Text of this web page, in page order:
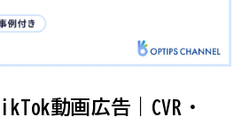
動画広告｜CVR・